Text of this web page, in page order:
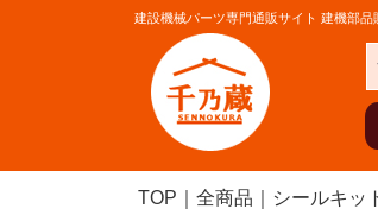
建設機械パーツ専門通販サイト 建機部
TOP 全商品 シールキッ